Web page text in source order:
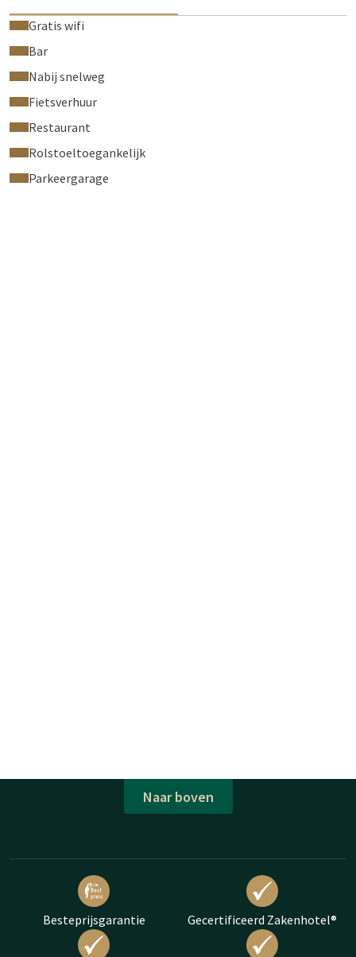
Gratis wifi
Bar
Nabij snelweg
Fietsverhuur
Restaurant
Rolstoeltoegankelijk
Parkeergarage
Naar boven
Besteprijsgarantie Gecertificeerd Zakenhotel®